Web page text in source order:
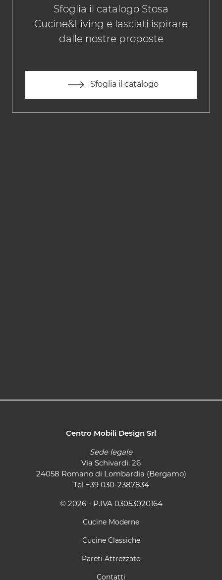
Sfoglia il catalogo Stosa
Cucine&Living e lasciati ispirare
dalle nostre proposte
Sfoglia il catalogo
Centro Mobili Design Srl
Sede legale
Via Schivardi, 26
24058 Romano di Lombardia (Bergamo)
Tel +39 030-2387834
© 2026 - P.IVA 03053020164
Cucine Moderne
Cucine Classiche
Pareti Attrezzate
Contatti